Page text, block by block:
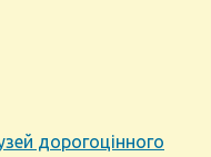
дорогоцінного